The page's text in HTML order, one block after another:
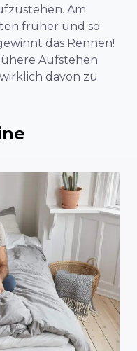
Am
früher und so
das Rennen!
Aufstehen
davon zu